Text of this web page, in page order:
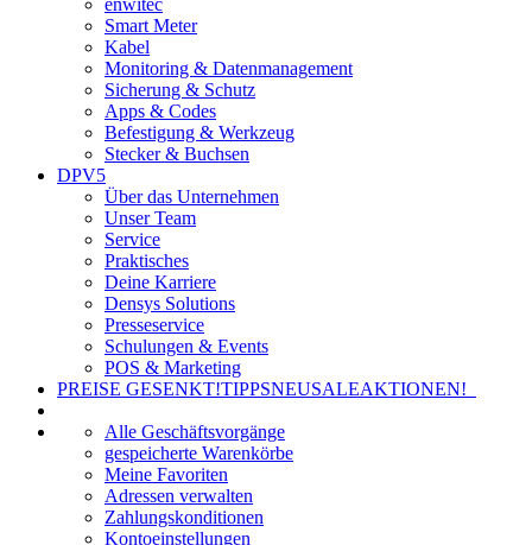
Smart Meter
Kabel
Monitoring & Datenmanagement
Sicherung & Schutz
Apps & Codes
Befestigung & Werkzeug
Stecker & Buchsen
DPV5
Über das Unternehmen
Unser Team
Service
Praktisches
Deine Karriere
Densys Solutions
Presseservice
Schulungen & Events
POS & Marketing
PREISE GESENKT!TIPPSNEUSALEAKTIONEN!
Alle Geschäftsvorgänge
gespeicherte Warenkörbe
Meine Favoriten
Adressen verwalten
Zahlungskonditionen
Kontoeinstellungen